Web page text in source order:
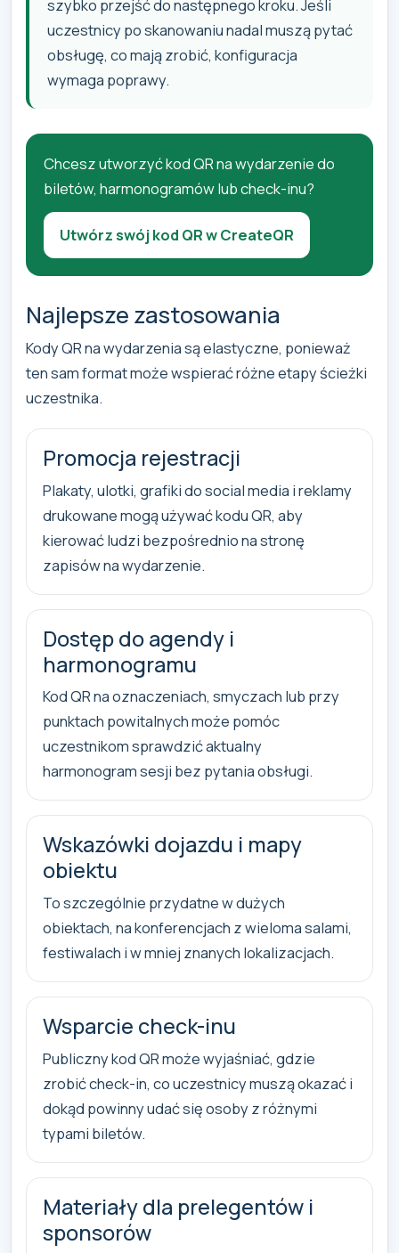
szybko przejść do następnego kroku. Jeśli
uczestnicy po skanowaniu nadal muszą pytać
obsługę, co mają zrobić, konfiguracja
wymaga poprawy.
Chcesz utworzyć kod QR na wydarzenie do
biletów, harmonogramów lub check-inu?
Utwórz swój kod QR w CreateQR
Najlepsze zastosowania
Kody QR na wydarzenia są elastyczne, ponieważ
ten sam format może wspierać różne etapy ścieżki
uczestnika.
Promocja rejestracji
Plakaty, ulotki, grafiki do social media i reklamy
drukowane mogą używać kodu QR, aby
kierować ludzi bezpośrednio na stronę
zapisów na wydarzenie.
Dostęp do agendy i
harmonogramu
Kod QR na oznaczeniach, smyczach lub przy
punktach powitalnych może pomóc
uczestnikom sprawdzić aktualny
harmonogram sesji bez pytania obsługi.
Wskazówki dojazdu i mapy
obiektu
To szczególnie przydatne w dużych
obiektach, na konferencjach z wieloma salami,
festiwalach i w mniej znanych lokalizacjach.
Wsparcie check-inu
Publiczny kod QR może wyjaśniać, gdzie
zrobić check-in, co uczestnicy muszą okazać i
dokąd powinny udać się osoby z różnymi
typami biletów.
Materiały dla prelegentów i
sponsorów